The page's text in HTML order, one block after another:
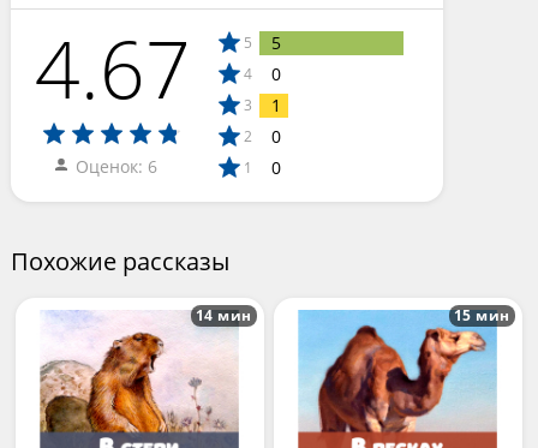
4.67
Оценок: 6
5 5
4 0
3 1
2 0
1 0
Похожие рассказы
14 мин 15 мин